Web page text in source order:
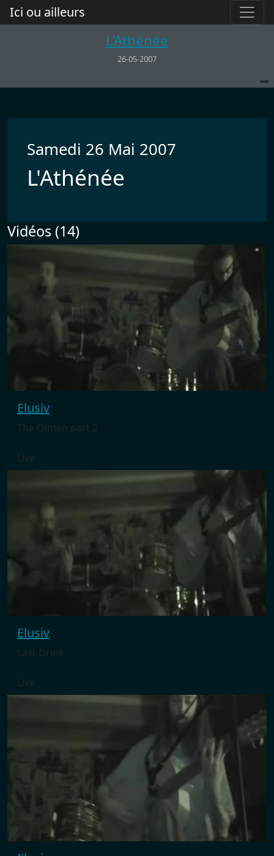
Ici ou ailleurs
L'Athénée
26-05-2007
Samedi 26 Mai 2007
L'Athénée
Vidéos (14)
Elusiv
The Olmen part 2
Live
Elusiv
Last Drink
Live